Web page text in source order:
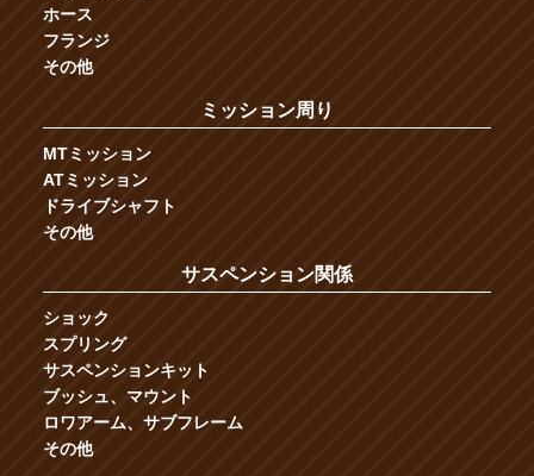
ホース
フランジ
その他
ミッション周り
MTミッション
ATミッション
ドライブシャフト
その他
サスペンション関係
ショック
スプリング
サスペンションキット
ブッシュ、マウント
ロワアーム、サブフレーム
その他